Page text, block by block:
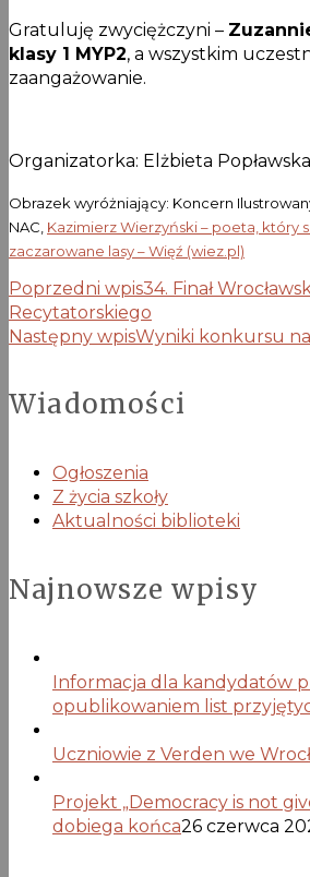
Gratuluję zwyciężczyni –
klasy 1 MYP2, a wszystkim
zaangażowanie.
Organizatorka: Elżbieta
Obrazek wyróżniający: Koncern
NAC, Kazimierz Wierzyński – poeta, który
zaczarowane lasy – Więź (wiez.pl)
Poprzedni wpis34. Finał
Recytatorskiego
Następny wpisWyniki konkursu
Wiadomości
Ogłoszenia
Z życia szkoły
Aktualności biblioteki
Najnowsze wpisy
Informacja dla kandydatów
opublikowaniem list
Uczniowie z Verden we
Projekt „Democracy is not
dobiega końca26 czerwca